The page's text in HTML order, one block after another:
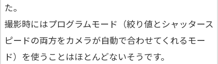
た。
撮影時にはプログラムモード（絞り値とシャッタース
ピードの両方をカメラが自動で合わせてくれるモー
ド）を使うことはほとんどないそうです。